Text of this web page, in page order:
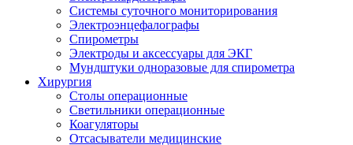
Системы суточного мониторирования
Электроэнцефалографы
Спирометры
Электроды и аксессуары для ЭКГ
Мундштуки одноразовые для спирометра
Хирургия
Столы операционные
Светильники операционные
Коагуляторы
Отсасыватели медицинские